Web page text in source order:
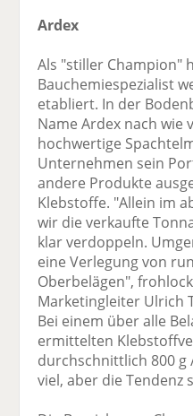
Ardex
Als "stiller Champion"
Bauchemiespezialist
etabliert. In der
Name Ardex nach wie
hochwertige
Unternehmen sein
andere Produkte
Klebstoffe. "Allein im
wir die verkaufte
klar verdoppeln.
eine Verlegung von
Oberbelägen",
Marketingleiter Ulrich
Bei einem über alle
ermittelten
durchschnittlich 800
viel, aber die Tendenz